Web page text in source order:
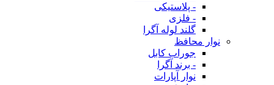
- پلاستیکی
- فلزی
گلند لوله آگرا
نوار محافظ
جوراب کابل
- برند آگرا
نوار آپارات